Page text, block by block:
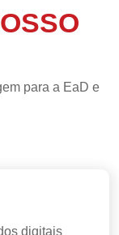
da
para a EaD e
digitais